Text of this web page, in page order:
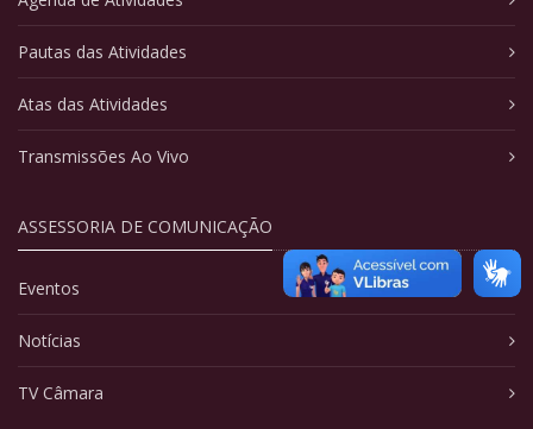
Pautas das Atividades
Atas das Atividades
Transmissões Ao Vivo
ASSESSORIA DE COMUNICAÇÃO
Eventos
Notícias
TV Câmara